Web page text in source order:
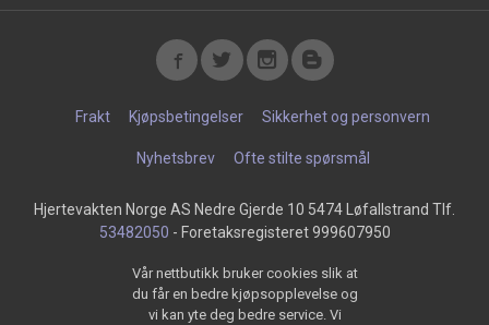
Frakt Kjøpsbetingelser Sikkerhet og personvern
Nyhetsbrev Ofte stilte spørsmål
Hjertevakten Norge AS Nedre Gjerde 10 5474 Løfallstrand Tlf.
53482050 - Foretaksregisteret 999607950
Vår nettbutikk bruker cookies slik at
du får en bedre kjøpsopplevelse og
vi kan yte deg bedre service. Vi